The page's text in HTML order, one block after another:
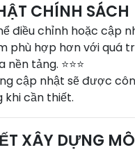
CHÍNH SÁCH
điều chỉnh hoặc cập
phù hợp hơn với quá
tảng. ⭐⭐⭐
cập nhật sẽ được
khi cần thiết.
XÂY DỰNG